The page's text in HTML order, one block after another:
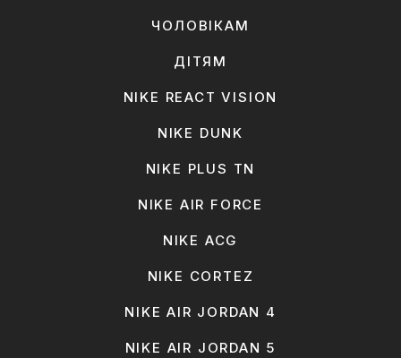
ЧОЛОВІКАМ
ДІТЯМ
NIKE REACT VISION
NIKE DUNK
NIKE PLUS TN
NIKE AIR FORCE
NIKE ACG
NIKE CORTEZ
NIKE AIR JORDAN 4
NIKE AIR JORDAN 5